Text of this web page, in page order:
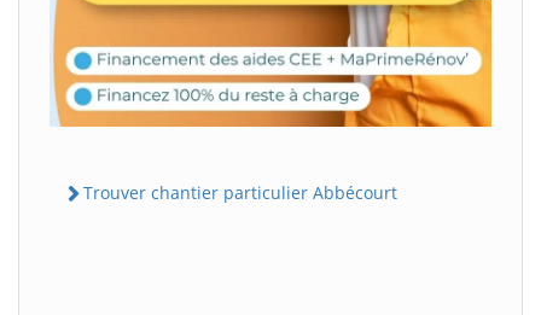
Trouver chantier particulier Abbécourt